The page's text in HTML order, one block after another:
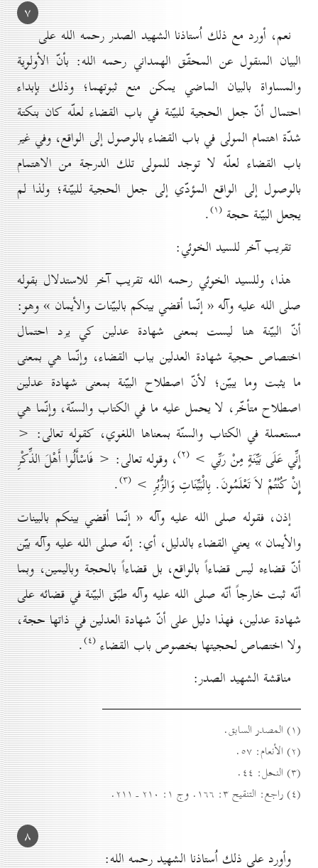
۷
نعم، أورد مع ذلك اُستاذنا الشهيد الصدر رحمه الله على
البيان المنقول عن المحقّق الهمداني رحمه الله: بأنّ الأولوية
والمساواة بالبيان الماضي يمكن منع ثبوتهما؛ وذلك بإبداء
احتمال أنّ جعل الحجية للبيّنة في باب القضاء لعلّه كان بنكتة
شدّة اهتمام المولى في باب القضاء بالوصول إلى الواقع، وفي غير
باب القضاء لعلّه لا توجد للمولى تلك الدرجة من الاهتمام
بالوصول إلى الواقع المؤدّي إلى جعل الحجية للبيّنة؛ ولذا لم
يجعل البيّنة حجة (۱) .
تقريب آخر للسيد الخوئي:
هذا، وللسيد الخوئي رحمه الله تقريب آخر للاستدلال بقوله
صلى الله عليه وآله « إنّما أقضي بينكم بالبيّنات والأيمان » وهو:
أنّ البيّنة هنا ليست بمعنى شهادة عدلين كي يرد احتمال
اختصاص حجية شهادة العدلين بباب القضاء، وإنّما هي بمعنى
ما يثبت وما يبيّن؛ لأنّ اصطلاح البيّنة بمعنى شهادة عدلين
اصطلاح متأخّر، لا يحمل عليه ما في الكتاب والسنّة، وإنّما هي
مستعملة في الكتاب والسنّة بمعناها اللغوي، كقوله تعالى: <
إِنِّي عَلَى بَيِّنَةٍ مِنْ رَبِّي > (۲) ، وقوله تعالى: < فَاسْأَلُوا أَهْلَ الذِّكْرِ
إِنْ كُنْتُمْ لاَ تَعْلَمُونَ. بِالْبَيِّنَاتِ وَالزُّبُرِ > (۳) .
إذن، فقوله صلى الله عليه وآله « إنّما أقضي بينكم بالبينات
والأيمان » يعني القضاء بالدليل، أي: إنّه صلى الله عليه وآله بيّن
أنّ قضاءه ليس قضاءاً بالواقع، بل قضاءاً بالحجة وباليمين، وبما
أنّه ثبت خارجاً أنّه صلى الله عليه وآله طبّق البيّنة في قضائه على
شهادة عدلين، فهذا دليل على أنّ شهادة العدلين في ذاتها حجة،
ولا اختصاص لحجيتها بخصوص باب القضاء (٤) .
مناقشة الشهيد الصدر:
(۱) المصدر السابق.
(۲) الأنعام: ٥۷.
(۳) النحل: ٤٤.
(٤) راجع: التنقيح ۳: ۱٦٦. وج ۱: ۲۱٠ ـ ۲۱۱.
۸
وأورد على ذلك اُستاذنا الشهيد رحمه الله: